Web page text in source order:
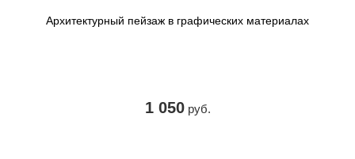
Архитектурный пейзаж в графических материалах
1 050руб.